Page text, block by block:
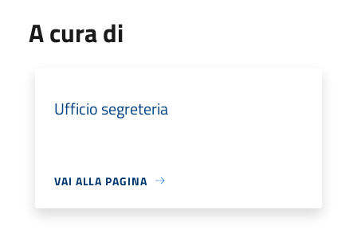
A cura di
Ufficio segreteria
VAI ALLA PAGINA